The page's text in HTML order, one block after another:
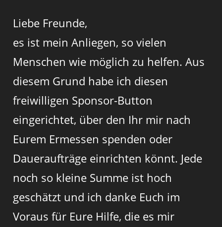
Liebe Freunde,
es ist mein Anliegen, so vielen
Menschen wie möglich zu helfen. Aus
diesem Grund habe ich diesen
freiwilligen Sponsor-Button
eingerichtet, über den Ihr mir nach
Eurem Ermessen spenden oder
Daueraufträge einrichten könnt. Jede
noch so kleine Summe ist hoch
geschätzt und ich danke Euch im
Voraus für Eure Hilfe, die es mir